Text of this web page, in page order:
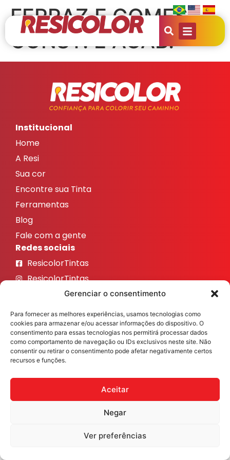
Gerenciar o consentimento
Para fornecer as melhores experiências, usamos tecnologias como
cookies para armazenar e/ou acessar informações do dispositivo. O
consentimento para essas tecnologias nos permitirá processar dados
como comportamento de navegação ou IDs exclusivos neste site. Não
consentir ou retirar o consentimento pode afetar negativamente certos
recursos e funções.
Aceitar
Negar
Ver preferências
FERRAZ E GOMES
CONST. E ACAB.
Institucional
Home
A Resi
Sua cor
Encontre sua Tinta
Ferramentas
Blog
Fale com a gente
Redes sociais
ResicolorTintas
ResicolorTintas
ResicolorTintas
ResicolorTintas
ResicolorTintas
Veja nosso Instagram
Resicolor Tintas ©2026 Todos os direitos reservados